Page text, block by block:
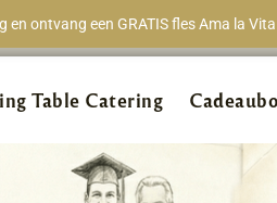
ontvang een GRATIS fles Ama la
★★★★★98% van
Table Catering